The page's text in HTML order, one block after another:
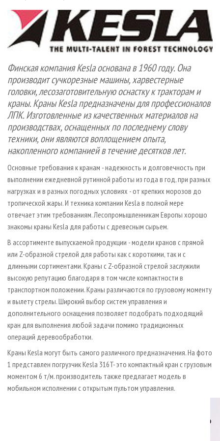
ПРОИЗВОДСТВО ДРЕВЕСНЫХ ПЛИТ
ДЕРЕВЯННОЕ ДОМОСТРОЕНИЕ
ПРОИЗВОДСТВО МЕБЕЛИ
БИОЭНЕРГЕТИКА
ЦБП
ИНСТРУМЕНТ И МАТЕРИАЛЫ
ПЕРСОНЫ
МОБИЛЬНЫЕ ВЫСТАВКИ
ОФИЦИАЛЬНЫЕ ДЕЛЕГАЦИИ
RUSSIAN FORESTRY REVIEW
ГАЗЕТА ЛЕСПРОМФОРУМ
БИБЛИОТЕКА СПЕЦИАЛИСТА
КОНТАКТЫ
РЕКЛАМА
РЕКЛАМА НА САЙТЕ
Финская компания Kesla основана в 1960 году. Она
производит сучкорезные машины, харвестерные
головки, лесозаготовительную оснастку к тракторам и
краны. Краны Kesla предназначены для профессионалов
ЛПК. Изготовленные из качественных материалов на
производствах, оснащенных по последнему слову
техники, они являются воплощением опыта,
накопленного компанией в течение десятков лет.
Основные требования к кранам - надежность и долговечность при
выполнении ежедневной рутинной работы из года в год, при разных
нагрузках и в разных погодных условиях - от крепких морозов до
тропической жары. И техника компании Kesla в полной мере
отвечает этим требованиям. Лесопромышленникам Европы хорошо
знакомы краны Kesla для работы с древесным сырьем.
В ассортименте выпускаемой продукции - модели кранов с прямой
или Z-образной стрелой для работы как с короткими, так и с
длинными сортиментами. Краны с Z-образной стрелой заслужили
высокую репутацию благодаря в том числе компактности в
транспортном положении. Краны различаются по грузовому моменту
и вылету стрелы. Широкий выбор систем управления и
дополнительного оснащения позволяет подобрать подходящий
кран для выполнения любой задачи помимо традиционных
операций деревообработки.
Краны Kesla могут быть самого различного предназначения. На фото
1 представлен погрузчик Kesla 316T- это компактный кран с грузовым
моментом 6 т/м. производитель также предлагает модель в
мобильном исполнении с открытым пультом управления.